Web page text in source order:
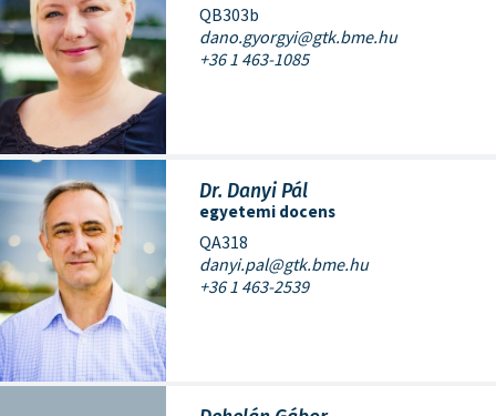
QB303b
dano.gyorgyi@gtk.bme.hu
+36 1 463-1085
Dr. Danyi Pál
egyetemi docens
QA318
danyi.pal@gtk.bme.hu
+36 1 463-2539